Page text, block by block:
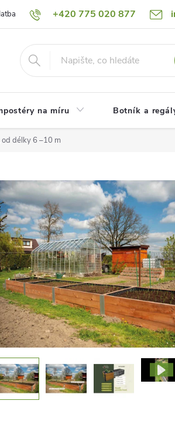
+420 775 020 877
Reklamace a vrácení zboží Blog
na míru Botník a
délky 6 –10 m